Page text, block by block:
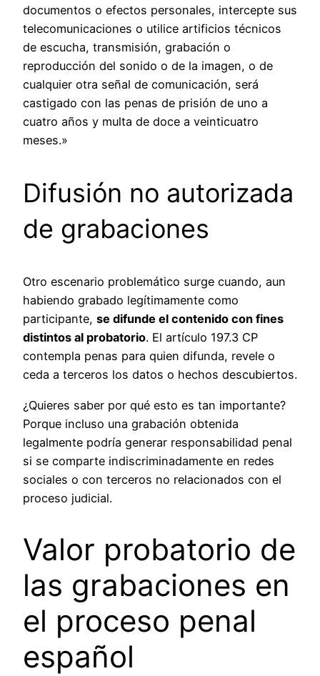
documentos o efectos personales, intercepte sus
telecomunicaciones o utilice artificios técnicos
de escucha, transmisión, grabación o
reproducción del sonido o de la imagen, o de
cualquier otra señal de comunicación, será
castigado con las penas de prisión de uno a
cuatro años y multa de doce a veinticuatro
meses.»
Difusión no autorizada
de grabaciones
Otro escenario problemático surge cuando, aun
habiendo grabado legítimamente como
participante, se difunde el contenido con fines
distintos al probatorio. El artículo 197.3 CP
contempla penas para quien difunda, revele o
ceda a terceros los datos o hechos descubiertos.
¿Quieres saber por qué esto es tan importante?
Porque incluso una grabación obtenida
legalmente podría generar responsabilidad penal
si se comparte indiscriminadamente en redes
sociales o con terceros no relacionados con el
proceso judicial.
Valor probatorio de
las grabaciones en
el proceso penal
español